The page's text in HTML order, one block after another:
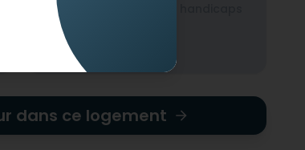
Non-adapté pour les handicaps
dans ce logement